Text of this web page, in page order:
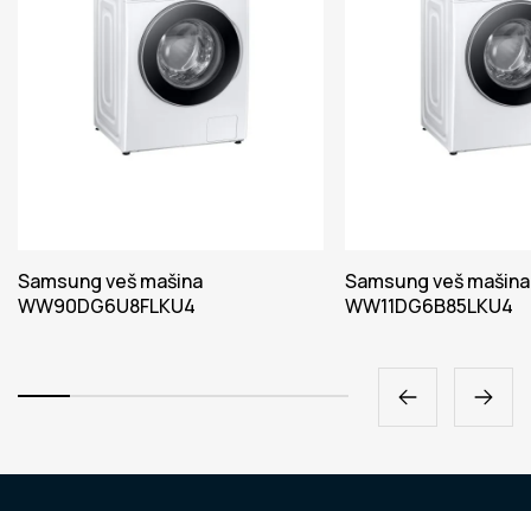
Samsung veš mašina
WW90DG6U8FLKU4
Samsung veš mašina
WW11DG6B85LKU4